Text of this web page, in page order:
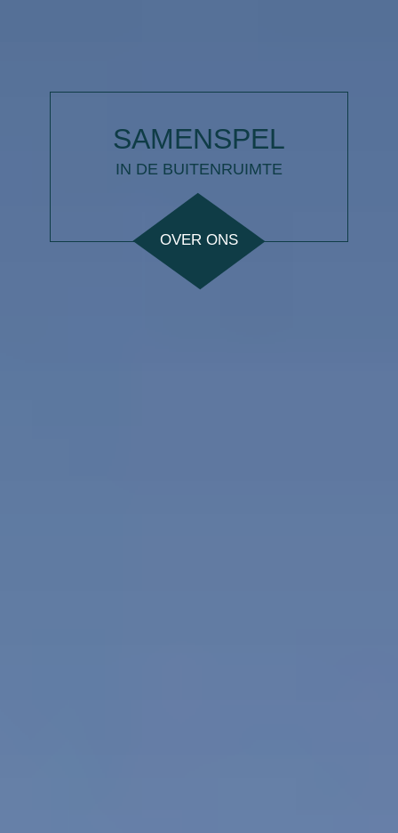
SAMENSPEL
IN DE BUITENRUIMTE
OVER ONS